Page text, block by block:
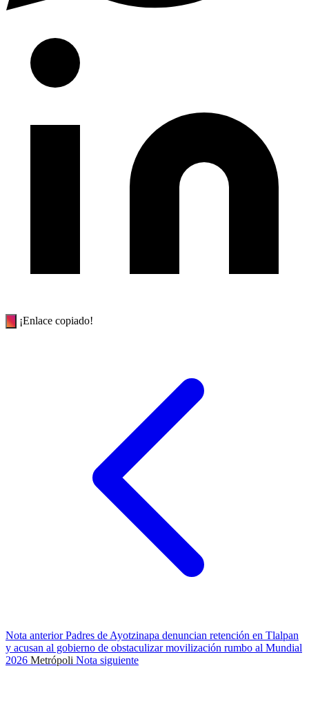
¡Enlace copiado!
Nota anteriorPadres de Ayotzinapa denuncian retención en Tlalpan
y acusan al gobierno de obstaculizar movilización rumbo al Mundial
2026 Metrópoli Nota siguiente